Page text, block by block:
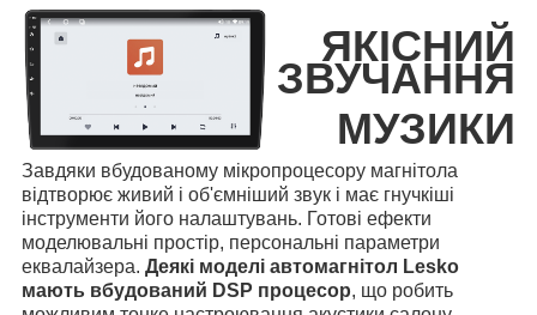
ЯКІСНИЙ
ЗВУЧАННЯ
МУЗИКИ
Завдяки вбудованому мікропроцесору магнітола
відтворює живий і об'ємніший звук і має гнучкіші
інструменти його налаштувань. Готові ефекти
моделювальні простір, персональні параметри
еквалайзера. Деякі моделі автомагнітол Lesko
мають вбудований DSP процесор, що робить